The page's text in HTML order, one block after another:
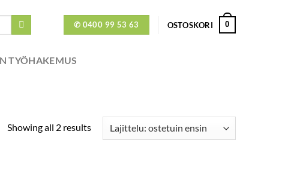
✆ 0400 99 53 63 OSTOSKORI 0
TYÖHAKEMUS
Showing all 2 results